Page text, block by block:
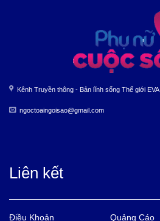
Kênh Truyền thông - Bản lĩnh sống Thế giới EVA
ngoctoaingoisao@gmail.com
Liên kết
Điều Khoản Quảng Cáo